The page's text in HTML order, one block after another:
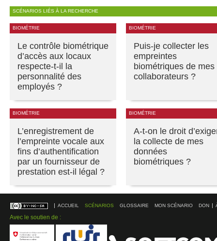
SCÉNARIOS LIÉS À LA RECHERCHE
BIOMÉTRIE
Le contrôle biométrique
d’accès aux locaux
respecte-t-il la
personnalité des
employés ?
BIOMÉTRIE
Puis-je collecter les
empreintes
biométriques de mes
collaborateurs ?
BIOMÉTRIE
L’enregistrement de
l’empreinte vocale aux
fins d’authentification
par un fournisseur de
prestation est-il légal ?
BIOMÉTRIE
A-t-on le droit
la collecte de mes
données
biométriques ?
ACCUEIL SCÉNARIOS GLOSSAIRE MON SCÉNARIO DON
Avec le soutien de :